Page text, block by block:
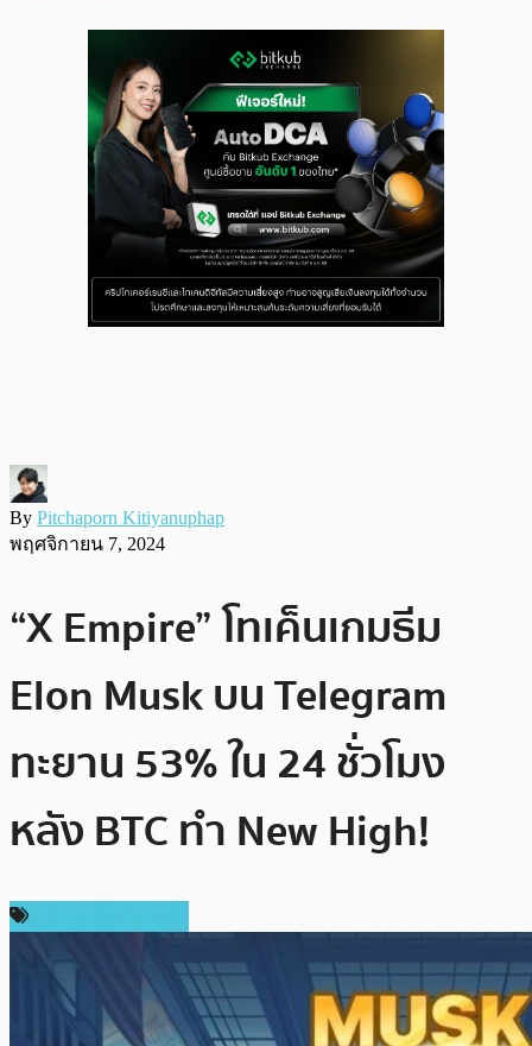
By Pitchaporn Kitiyanuphap
พฤศจิกายน 7, 2024
“X Empire” โทเค็นเกมธีม
Elon Musk บน Telegram
ทะยาน 53% ใน 24 ชั่วโมง
หลัง BTC ทำ New High!